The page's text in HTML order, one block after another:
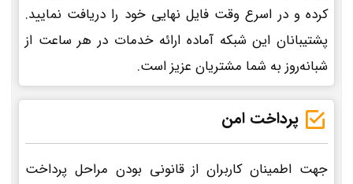
کرده و در اسرع وقت فایل نهایی خود را دریافت نمایید.
پشتیبانان این شبکه آماده ارائه خدمات در هر ساعت از
شبانه‌روز به شما مشتریان عزیز است.
پرداخت امن
جهت اطمینان کاربران از قانونی بودن مراحل پرداخت